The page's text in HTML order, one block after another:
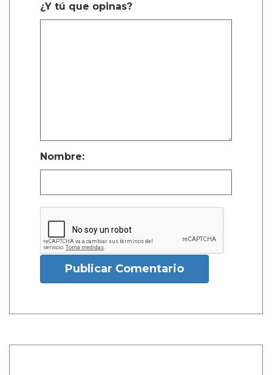
¿Y tú que opinas?
Nombre:
Publicar Comentario